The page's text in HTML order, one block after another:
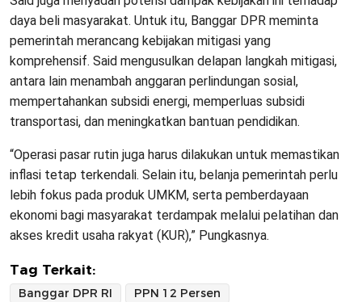
daya beli masyarakat. Untuk itu, Banggar DPR meminta
pemerintah merancang kebijakan mitigasi yang
komprehensif. Said mengusulkan delapan langkah mitigasi,
antara lain menambah anggaran perlindungan sosial,
mempertahankan subsidi energi, memperluas subsidi
transportasi, dan meningkatkan bantuan pendidikan.
“Operasi pasar rutin juga harus dilakukan untuk memastikan
inflasi tetap terkendali. Selain itu, belanja pemerintah perlu
lebih fokus pada produk UMKM, serta pemberdayaan
ekonomi bagi masyarakat terdampak melalui pelatihan dan
akses kredit usaha rakyat (KUR),” Pungkasnya.
Tag Terkait:
Banggar DPR RI PPN 12 Persen